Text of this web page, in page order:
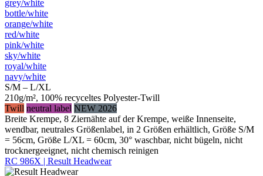
grey/​white
bottle/​white
orange/​white
red/​white
pink/​white
sky/​white
royal/​white
navy/​white
S/M – L/XL
210g/m², 100% recyceltes Polyester-Twill
Twill neutral label NEW 2026
Breite Krempe, 8 Ziernähte auf der Krempe, weiße Innenseite,
wendbar, neutrales Größenlabel, in 2 Größen erhältlich, Größe S/M
= 56cm, Größe L/XL = 60cm, 30° waschbar, nicht bügeln, nicht
trocknergeeignet, nicht chemisch reinigen
RC 986X | Result Headwear